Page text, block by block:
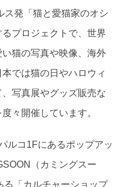
ス発「猫と愛猫家のオシ
プロジェクトで、世界
猫の写真や映像、海外
では猫の日やハロウィ
写真展やグッズ販売な
々開催しています。
ルコ1Fにあるポップアッ
（カミングスー
る「カルチャーショップ